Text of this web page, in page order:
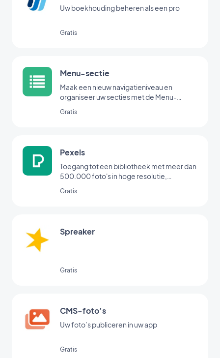
Uw boekhouding beheren als een pro
Gratis
Menu-sectie
Maak een nieuw navigatieniveau en
organiseer uw secties met de Menu-
Gratis
Pexels
Toegang tot een bibliotheek met meer dan
500.000 foto's in hoge resolutie,
Gratis
Spreaker
Gratis
CMS-foto’s
Uw foto’s publiceren in uw app
Gratis